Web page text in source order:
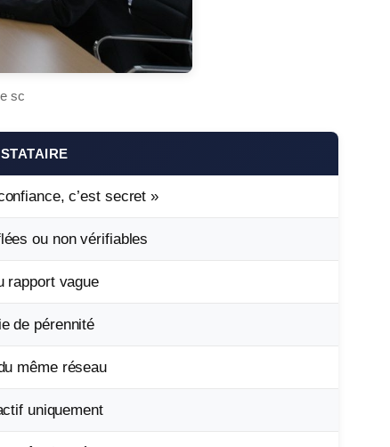
sc
c’est secret »
ou non vérifiables
rapport vague
de pérennité
même réseau
uniquement